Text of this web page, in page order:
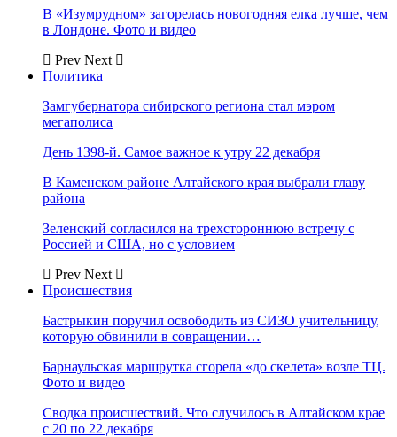
В «Изумрудном» загорелась новогодняя елка лучше, чем
в Лондоне. Фото и видео
Prev Next
Политика
Замгубернатора сибирского региона стал мэром
мегаполиса
День 1398-й. Самое важное к утру 22 декабря
В Каменском районе Алтайского края выбрали главу
района
Зеленский согласился на трехстороннюю встречу с
Россией и США, но с условием
Prev Next
Происшествия
Бастрыкин поручил освободить из СИЗО учительницу,
которую обвинили в совращении…
Барнаульская маршрутка сгорела «до скелета» возле ТЦ.
Фото и видео
Сводка происшествий. Что случилось в Алтайском крае
с 20 по 22 декабря